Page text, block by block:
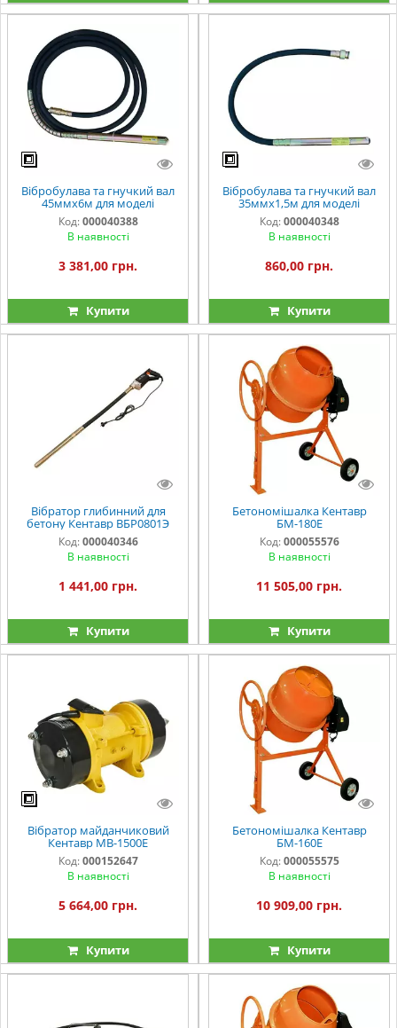
Вібробулава та гнучкий вал
45ммх6м для моделі
Код: 000040388
В наявності
3 381,00 грн.
Купити
Вібробулава та гнучкий вал
35ммх1,5м для моделі
Код: 000040348
В наявності
860,00 грн.
Купити
Вібратор глибинний для
бетону Кентавр ВБР0801Э
Код: 000040346
В наявності
1 441,00 грн.
Купити
Бетономішалка Кентавр
БМ-180Е
Код: 000055576
В наявності
11 505,00 грн.
Купити
Вібратор майданчиковий
Кентавр МВ-1500Е
Код: 000152647
В наявності
5 664,00 грн.
Купити
Бетономішалка Кентавр
БМ-160Е
Код: 000055575
В наявності
10 909,00 грн.
Купити